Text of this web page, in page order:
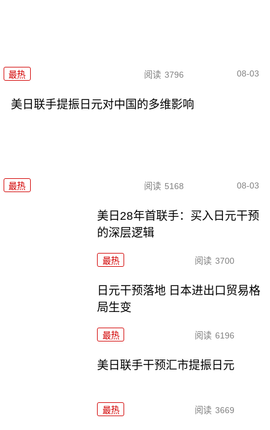
最热 阅读 3796 08-03
美日联手提振日元对中国的多维影响
最热 阅读 5168 08-03
美日28年首联手：买入日元干预
的深层逻辑
最热 阅读 3700
日元干预落地 日本进出口贸易格
局生变
最热 阅读 6196
美日联手干预汇市提振日元
最热 阅读 3669